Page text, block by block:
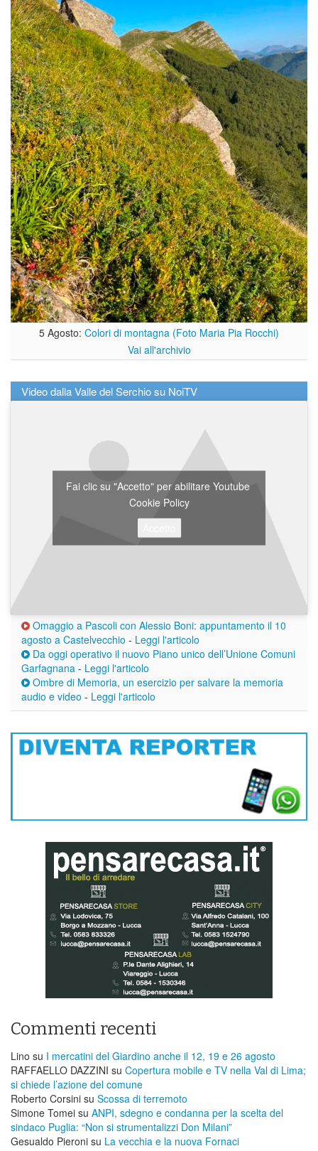
5 Agosto: Colori di montagna (Foto Maria Pia Rocchi)
Vai all'archivio
Video dalla Valle del Serchio su NoiTV
Fai clic su "Accetto" per abilitare Youtube
Cookie Policy
Omaggio a Pascoli con Alessio Boni: appuntamento il 10
agosto a Castelvecchio - Leggi l'articolo
Da oggi operativo il nuovo Piano unico dell’Unione Comuni
Garfagnana - Leggi l'articolo
Ombre di Memoria, un esercizio per salvare la memoria
audio e video - Leggi l'articolo
Commenti recenti
Lino su I mercatini del Giardino anche il 12, 19 e 26 agosto
RAFFAELLO DAZZINI su ​Copertura mobile e TV nella Val di Lima;
si chiede l’azione del comune
Roberto Corsini su Scossa di terremoto
Simone Tomei su ANPI, sdegno e condanna per la scelta del
sindaco Puglia: “Non si strumentalizzi Don Milani”
Gesualdo Pieroni su La vecchia e la nuova Fornaci